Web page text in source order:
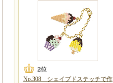
No.308 シェイプドステッチで作